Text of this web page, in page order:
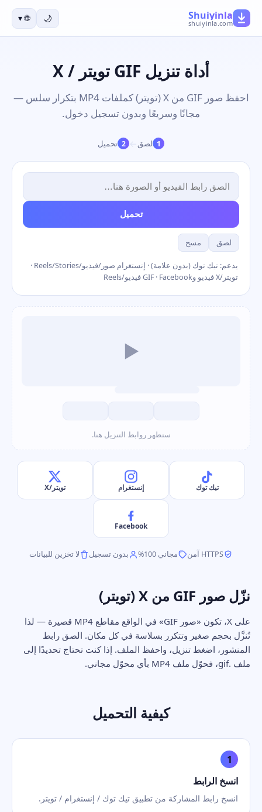
Shuiyinla
shuiyinla.com
🌙
🌐
▾
أداة تنزيل GIF تويتر / X
احفظ صور GIF من X (تويتر) كملفات MP4 بتكرار سلس —
مجانًا وسريعًا وبدون تسجيل دخول.
1 لصق →
2 تحميل
تحميل
لصق مسح
يدعم: تيك توك (بدون علامة) · إنستغرام صور/فيديو/Reels/Stories ·
تويتر/X فيديو وGIF · Facebook فيديو/Reels
▶
ستظهر روابط التنزيل هنا.
تيك توك إنستغرام تويتر/X
Facebook
HTTPS آمن مجاني 100% بدون تسجيل لا تخزين للبيانات
نزّل صور GIF من X (تويتر)
على X، تكون «صور GIF» في الواقع مقاطع MP4 قصيرة — لذا
تُنزَّل بحجم صغير وتتكرر بسلاسة في كل مكان. الصق رابط
المنشور، اضغط تنزيل، واحفظ الملف. إذا كنت تحتاج تحديدًا إلى
ملف .gif، فحوّل ملف MP4 بأي محوّل مجاني.
كيفية التحميل
1
انسخ الرابط
انسخ رابط المشاركة من تطبيق تيك توك / إنستغرام / تويتر.